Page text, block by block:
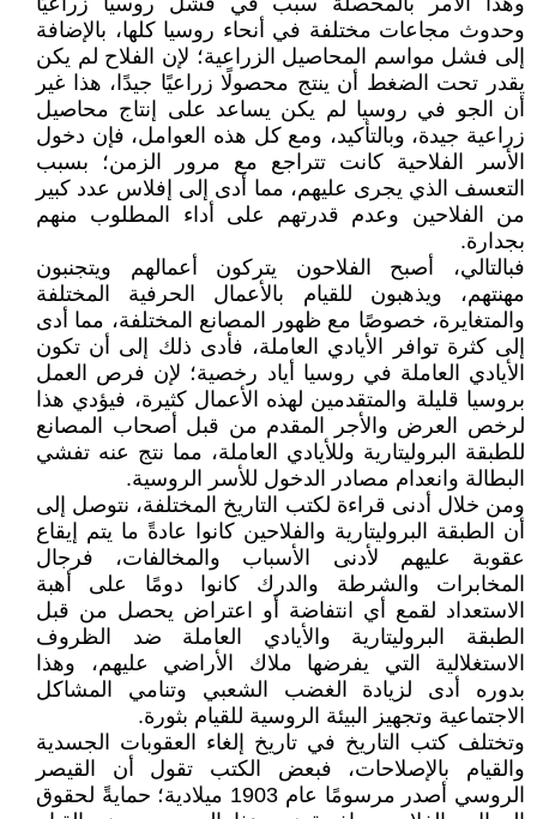
وحدوث مجاعات مختلفة في أنحاء روسيا كلها، بالإضافة
إلى فشل مواسم المحاصيل الزراعية؛ لإن الفلاح لم يكن
يقدر تحت الضغط أن ينتج محصولًا زراعيًا جيدًا، هذا غير
أن الجو في روسيا لم يكن يساعد على إنتاج محاصيل
زراعية جيدة، وبالتأكيد، ومع كل هذه العوامل، فإن دخول
الأسر الفلاحية كانت تتراجع مع مرور الزمن؛ بسبب
التعسف الذي يجرى عليهم، مما أدى إلى إفلاس عدد كبير
من الفلاحين وعدم قدرتهم على أداء المطلوب منهم
بجدارة.
فبالتالي، أصبح الفلاحون يتركون أعمالهم ويتجنبون
مهنتهم، ويذهبون للقيام بالأعمال الحرفية المختلفة
والمتغايرة، خصوصًا مع ظهور المصانع المختلفة، مما أدى
إلى كثرة توافر الأيادي العاملة، فأدى ذلك إلى أن تكون
الأيادي العاملة في روسيا أياد رخصية؛ لإن فرص العمل
بروسيا قليلة والمتقدمين لهذه الأعمال كثيرة، فيؤدي هذا
لرخص العرض والأجر المقدم من قبل أصحاب المصانع
للطبقة البروليتارية وللأيادي العاملة، مما نتج عنه تفشي
البطالة وانعدام مصادر الدخول للأسر الروسية.
ومن خلال أدنى قراءة لكتب التاريخ المختلفة، نتوصل إلى
أن الطبقة البروليتارية والفلاحين كانوا عادةً ما يتم إيقاع
عقوبة عليهم لأدنى الأسباب والمخالفات، فرجال
المخابرات والشرطة والدرك كانوا دومًا على أهبة
الاستعداد لقمع أي انتفاضة أو اعتراض يحصل من قبل
الطبقة البروليتارية والأيادي العاملة ضد الظروف
الاستغلالية التي يفرضها ملاك الأراضي عليهم، وهذا
بدوره أدى لزيادة الغضب الشعبي وتنامي المشاكل
الاجتماعية وتجهيز البيئة الروسية للقيام بثورة.
وتختلف كتب التاريخ في تاريخ إلغاء العقوبات الجسدية
والقيام بالإصلاحات، فبعض الكتب تقول أن القيصر
الروسي أصدر مرسومًا عام 1903 ميلادية؛ حمايةً لحقوق